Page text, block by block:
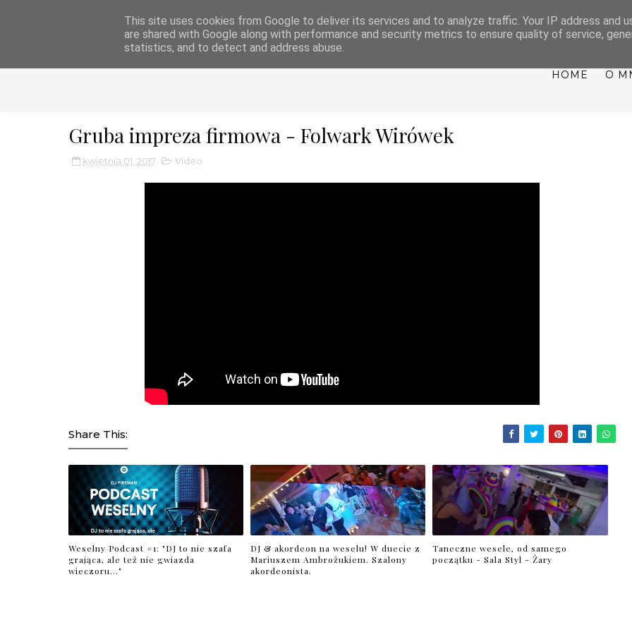
DJ FIREMAN - EVENTY, WESELA, IMPREZY
HOME O
Gruba impreza firmowa - Folwark Wirówek
kwietnia 01, 2017 Video
Share This:
Weselny Podcast #1: "DJ to nie szafa
grająca, ale też nie gwiazda
wieczoru..."
DJ & akordeon na weselu! W duecie z
Mariuszem Ambrożukiem. Szalony
akordeonista.
Taneczne wesele, od samego
początku - Sala Styl - Żary
This site uses cookies from Google to deliver its services and to analyze traffic. Your IP address and
are shared with Google along with performance and security metrics to ensure quality of service,
statistics, and to detect and address abuse.